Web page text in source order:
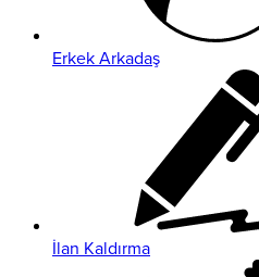
Erkek Arkadaş
İlan Kaldırma